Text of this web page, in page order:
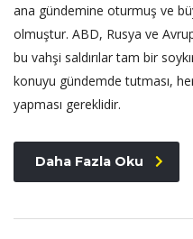
ana gündemine oturmuş ve
olmuştur. ABD, Rusya ve
bu vahşi saldırılar tam bir
konuyu gündemde tutması,
yapması gereklidir.
Daha Fazla Oku